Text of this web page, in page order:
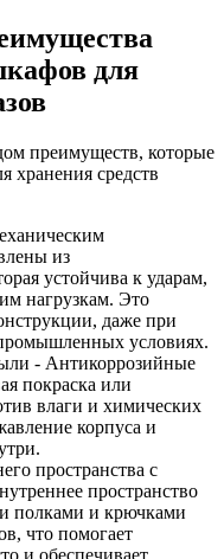
для
преимуществ, которые
хранения средств
из
устойчива к ударам,
нагрузкам. Это
даже при
условиях.
- Антикоррозийные
покраска или
влаги и химических
корпуса и
пространства с
пространство
полками и крючками
что помогает